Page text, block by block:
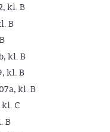
kl. B
B
kl. B
kl. B
kl. B
kl. C
B